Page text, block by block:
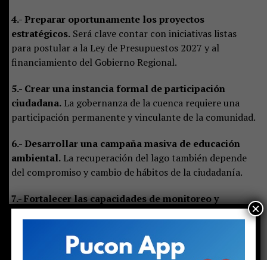
4.- Preparar oportunamente los proyectos
estratégicos.Será clave contar con iniciativas listas
para postular a la Ley de Presupuestos 2027 y al
financiamiento del Gobierno Regional.
5.- Crear una instancia formal de participación
ciudadana.La gobernanza de la cuenca requiere una
participación permanente y vinculante de la comunidad.
6.- Desarrollar una campaña masiva de educación
ambiental.La recuperación del lago también depende
del compromiso y cambio de hábitos de la ciudadanía.
7.- Fortalecer las capacidades de monitoreo y
fiscalización.En este ámbito, resulta fundamental
×